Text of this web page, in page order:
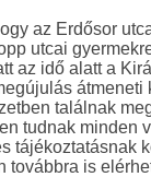
az Erdősor
utcai
az idő alatt a
találnak
tudnak minden
tájékoztatásnak
továbbra is